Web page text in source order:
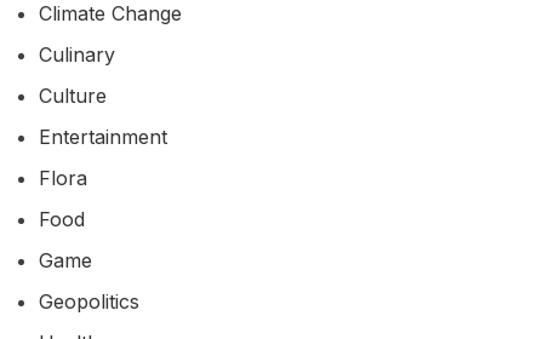
Climate Change
Culinary
Culture
Entertainment
Flora
Food
Game
Geopolitics